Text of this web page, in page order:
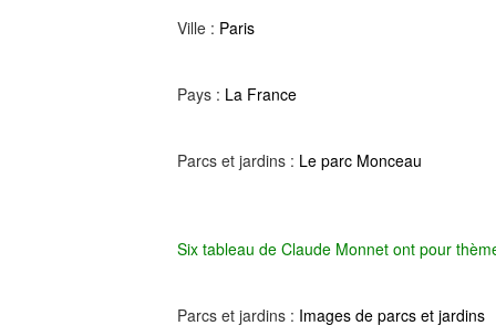
Ville : Paris
Pays : La France
Parcs et jardins : Le parc Monceau
Six tableau de Claude Monnet ont pour
Parcs et jardins : Images de parcs et jardins